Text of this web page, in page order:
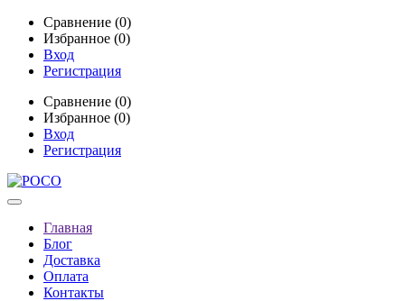
Сравнение (0)
Избранное (0)
Вход
Регистрация
Сравнение (0)
Избранное (0)
Вход
Регистрация
Главная
Блог
Доставка
Оплата
Контакты